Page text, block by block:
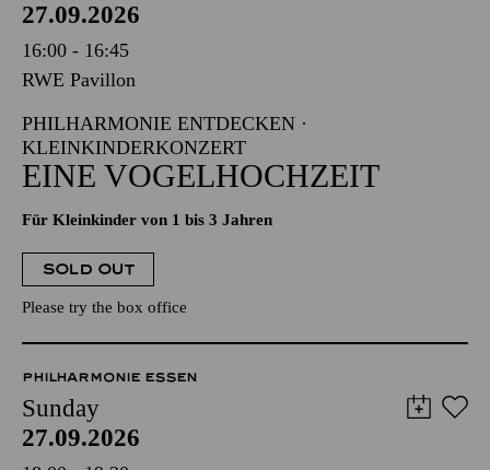
27.09.2026
16:00 - 16:45
RWE Pavillon
PHILHARMONIE ENTDECKEN ·
KLEINKINDERKONZERT
EINE VOGELHOCHZEIT
Für Kleinkinder von 1 bis 3 Jahren
SOLD OUT
Please try the box office
PHILHARMONIE ESSEN
Sunday
27.09.2026